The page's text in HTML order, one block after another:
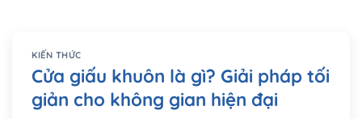
KIẾN THỨC
Cửa giấu khuôn là gì? Giải pháp tối
giản cho không gian hiện đại